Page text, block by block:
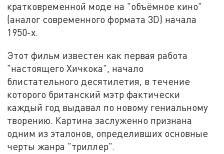
кратковременной моде на "объёмное кино"
(аналог современного формата 3D) начала
1950-х.
Этот фильм известен как первая работа
"настоящего Хичкока", начало
блистательного десятилетия, в течение
которого британский мэтр фактически
каждый год выдавал по новому гениальному
творению. Картина заслуженно признана
одним из эталонов, определивших основные
черты жанра "триллер".